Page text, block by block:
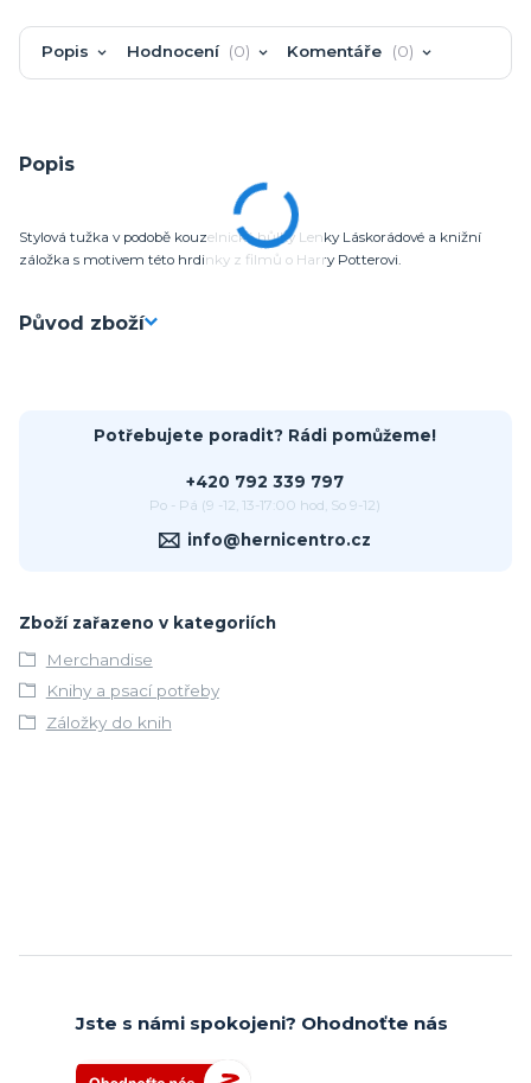
Popis Hodnocení 0 Komentáře 0
Popis
Stylová tužka v podobě kouzelnické hůlky Lenky Láskorádové a knižní
záložka s motivem této hrdinky z filmů o Harry Potterovi.
Původ zboží
Potřebujete poradit? Rádi pomůžeme!
+420 792 339 797
Po - Pá (9 -12, 13-17:00 hod, So 9-12)
info@hernicentro.cz
Zboží zařazeno v kategoriích
Merchandise
Knihy a psací potřeby
Záložky do knih
Jste s námi spokojeni? Ohodnoťte nás